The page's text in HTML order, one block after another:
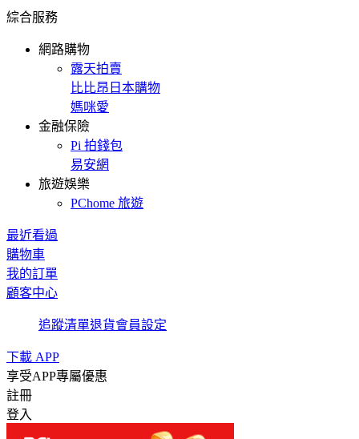
綜合服務
網路購物
露天拍賣
比比昂日本購物
媽咪愛
金融保險
Pi 拍錢包
易安網
旅遊娛樂
PChome 旅遊
最近看過
購物車
我的訂單
顧客中心
追蹤清單退貨會員設定
下載 APP
享受APP專屬優惠
註冊
登入